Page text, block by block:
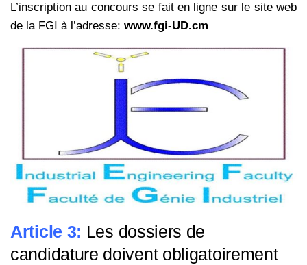
L’inscription au concours se fait en ligne sur le site web
de la FGI à l’adresse: www.fgi-UD.cm
Article 3: Les dossiers de
candidature doivent obligatoirement